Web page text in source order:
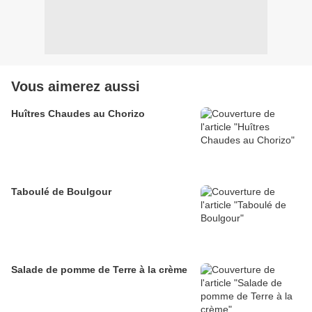
Vous aimerez aussi
Huîtres Chaudes au Chorizo
Taboulé de Boulgour
Salade de pomme de Terre à la crème